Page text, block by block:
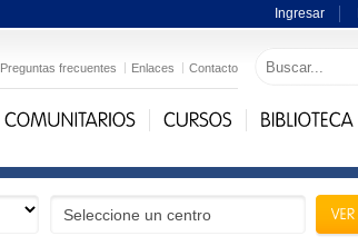
Ingresar
Preguntas frecuentes Enlaces Contacto